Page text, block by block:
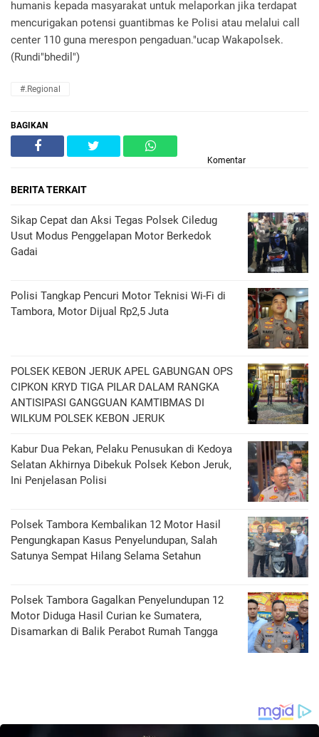
humanis kepada masyarakat untuk melaporkan jika terdapat
mencurigakan potensi guantibmas ke Polisi atau melalui call
center 110 guna merespon pengaduan."ucap Wakapolsek.
(Rundi"bhedil")
#.Regional
BAGIKAN
Komentar
BERITA TERKAIT
Sikap Cepat dan Aksi Tegas Polsek Ciledug
Usut Modus Penggelapan Motor Berkedok
Gadai
Polisi Tangkap Pencuri Motor Teknisi Wi-Fi di
Tambora, Motor Dijual Rp2,5 Juta
POLSEK KEBON JERUK APEL GABUNGAN OPS
CIPKON KRYD TIGA PILAR DALAM RANGKA
ANTISIPASI GANGGUAN KAMTIBMAS DI
WILKUM POLSEK KEBON JERUK
Kabur Dua Pekan, Pelaku Penusukan di Kedoya
Selatan Akhirnya Dibekuk Polsek Kebon Jeruk,
Ini Penjelasan Polisi
Polsek Tambora Kembalikan 12 Motor Hasil
Pengungkapan Kasus Penyelundupan, Salah
Satunya Sempat Hilang Selama Setahun
Polsek Tambora Gagalkan Penyelundupan 12
Motor Diduga Hasil Curian ke Sumatera,
Disamarkan di Balik Perabot Rumah Tangga